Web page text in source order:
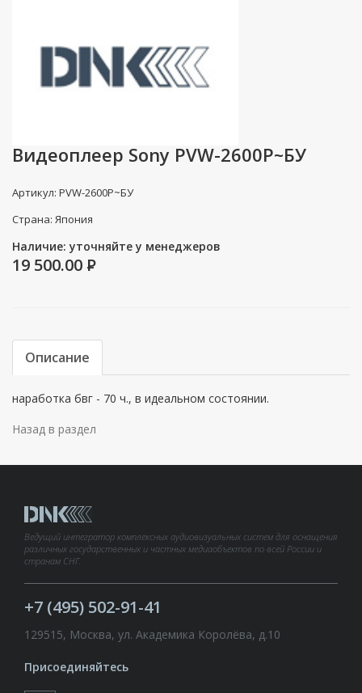
Видеоплеер Sony PVW-2600P~БУ
Артикул: PVW-2600P~БУ
Страна: Япония
Наличие: уточняйте у менеджеров
19 500.00 P
Описание
наработка бвг - 70 ч., в идеальном состоянии.
Назад в раздел
Ведущий интегратор комплексных аудиовизуальных систем для оснащения
различных государственных и частных медиаобъектов по всей России и
странам СНГ.
+7 (495) 502-91-41
129515, Москва, ул. Академика Королёва, д.10
Присоединяйтесь